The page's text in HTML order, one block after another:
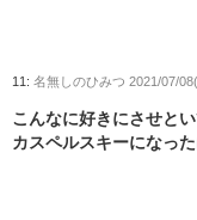
11: 名無しのひみつ 2021/07/
こんなに好きにさせと
カスペルスキーになっ